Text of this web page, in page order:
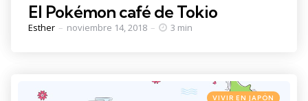
El Pokémon café de Tokio
Posted
Esther noviembre 14, 2018 3 min
Categories
Posted
VIVIR EN JAPÓN